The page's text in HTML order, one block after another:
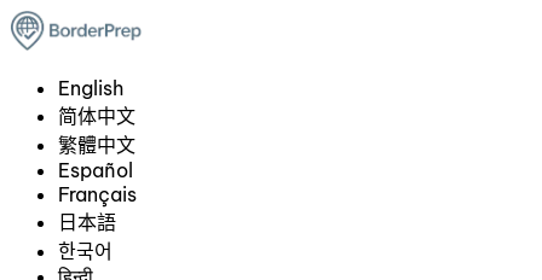
English
简体中文
繁體中文
Español
Français
日本語
한국어